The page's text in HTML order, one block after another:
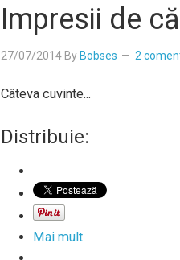
Impresii de
27/07/2014 By Bobses 2
Câteva cuvinte...
Distribuie:
Mai mult